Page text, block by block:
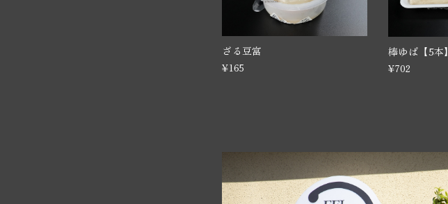
ざる豆富
¥165
棒ゆば【5本】
¥702